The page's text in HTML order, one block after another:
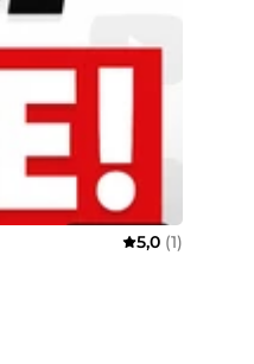
5,0 (1)